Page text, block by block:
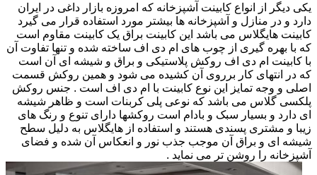
یکی دیگر از انواع کابینت آشپزخانه که امروزه بازار داغی در ایران
دارد و در منازل و آشپزخانه ها بیشتر مورد استفاده قرار می گیرد
کابینت هایگلاس می باشد این کابینت براق یک کابینت مقاوم است
که با بهره گیری از چوب های ام دی اف ساخته شده و تنها تفاوت آن
با کابینت ام دی اف روکش پلاستیکی و براق و شیشه ای آن است
که در انتهای کار برروی آن کشیده می شود و همین روکش قسمت
اصلی و وجه تمایز این نوع کابینت با ام دی اف است . جنس روکش
پلکسی گلاس می باشد که نوعی پلی کربنات است و ظاهر شیشه
ای دارد و بسیار سبک و بادام است روکشها دارای تنوع و رنگ های
زیبا و مشتری پسندی هستند و استفاده از هایگلاس به دلیل سطح
شیشه ای و براق آن موجب جذب نور و انعکاس آن شده و فضای
آشپزخانه را روشن تر می نماید .